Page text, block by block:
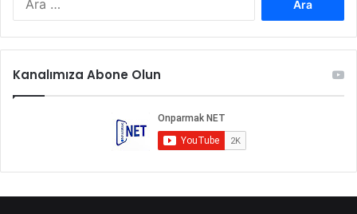
Kanalımıza Abone Olun